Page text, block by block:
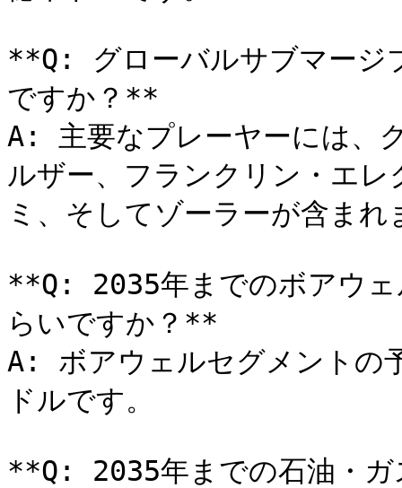
**Q: グローバルサブマージ
ですか？**
A: 主要なプレーヤーには、
ルザー、フランクリン・エ
ミ、そしてゾーラーが含まれ
**Q: 2035年までのボアウェ
らいですか？**
A: ボアウェルセグメントの
ドルです。
**Q: 2035年までの石油・ガ